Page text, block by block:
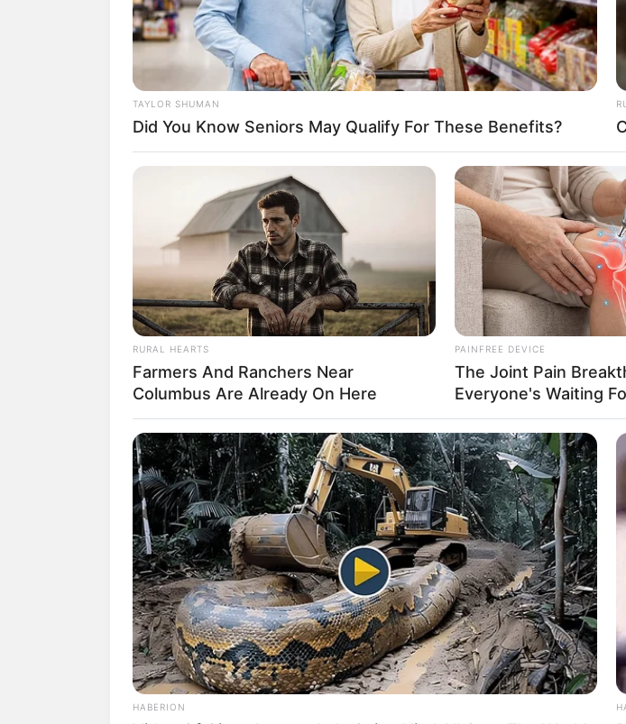
2. Memiliki paras dan tubuh yang mendukung, ia juga
model
TAYLOR SHUMAN
Did You Know Seniors May Qualify For These Benefits?
RURAL HEARTS
Farmers And Ranchers Near
Columbus Are Already On Here
PAINFREE DEVICE
The Joint Pain
Everyone's Waiting
HABERION